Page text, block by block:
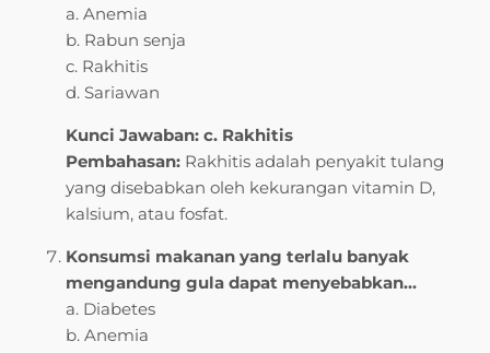
a. Anemia
b. Rabun senja
c. Rakhitis
d. Sariawan
Kunci Jawaban: c. Rakhitis
Pembahasan: Rakhitis adalah penyakit tulang
yang disebabkan oleh kekurangan vitamin D,
kalsium, atau fosfat.
Konsumsi makanan yang terlalu banyak
mengandung gula dapat menyebabkan…
a. Diabetes
b. Anemia